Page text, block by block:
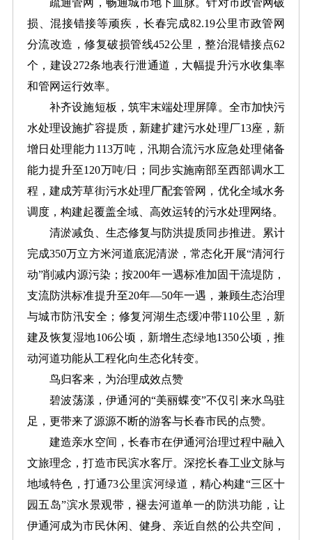
疏通管网，畅通城市地下血脉。针对市政管网破
损、混接错接等顽疾，长春完成82.19公里市政管网
分流改造，修复破损管线452公里，整治混错接点62
个，建设272条地表行泄通道，大幅提升污水收集率
和管网运行效率。
补齐设施短板，筑牢末端处理屏障。全市加快污
水处理设施扩容提质，新建扩建污水处理厂13座，新
增日处理能力113万吨，汛期合流污水应急处理储备
能力提升至120万吨/日；同步实施南部至西部调水工
程，建成芳草街污水处理厂配套管网，优化全域水务
调度，构建起覆盖全域、高效运转的污水处理网络。
清淤减负、生态修复与防洪提质同步推进。累计
完成350万立方米河道底泥清淤，常态化开展“清河行
动”削减内源污染；按200年一遇标准加固干流堤防，
支流防洪标准提升至20年—50年一遇，兼顾生态治理
与城市防汛安全；修复河湖生态缓冲带110公里，新
建及恢复湿地106公顷，新增生态绿地1350公顷，推
动河道功能从工程化向生态化转变。
鸟归客来，为治理成效点赞
碧波荡漾，伊通河的“美丽蝶变”不仅引来水鸟驻
足，更带来了源源不断的游客与长春市民的点赞。
建造亲水空间，长春市在伊通河治理过程中融入
文旅理念，打造市民滨水客厅。深挖长春工业文脉与
地域特色，打通73公里滨河绿道，精心构建“三区十
园五岛”滨水景观带，褪去河道单一的防洪功能，让
伊通河成为市民休闲、健身、亲近自然的公共空间，